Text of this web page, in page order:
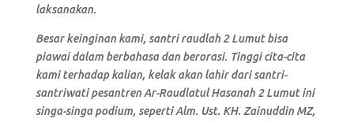
laksanakan.
Besar keinginan kami, santri raudlah 2 Lumut bisa
piawai dalam berbahasa dan berorasi. Tinggi cita-cita
kami terhadap kalian, kelak akan lahir dari santri-
santriwati pesantren Ar-Raudlatul Hasanah 2 Lumut ini
singa-singa podium, seperti Alm. Ust. KH. Zainuddin MZ,